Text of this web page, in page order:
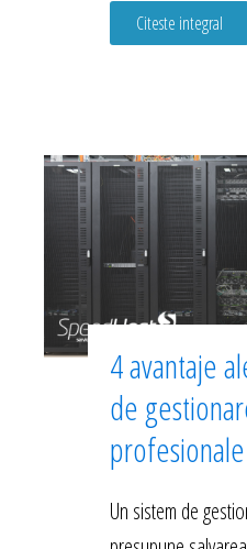
Citeste integral
4 avantaje
de
profesionale
Un sistem de